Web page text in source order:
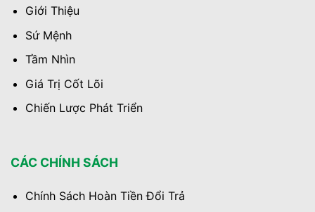
Giới Thiệu
Sứ Mệnh
Tầm Nhìn
Giá Trị Cốt Lõi
Chiến Lược Phát Triển
CÁC CHÍNH SÁCH
Chính Sách Hoàn Tiền Đổi Trả